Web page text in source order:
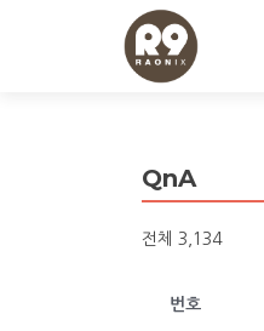
QnA
전체 3,134
번호